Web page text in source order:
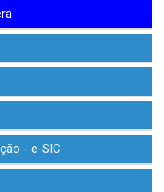
- e-SIC